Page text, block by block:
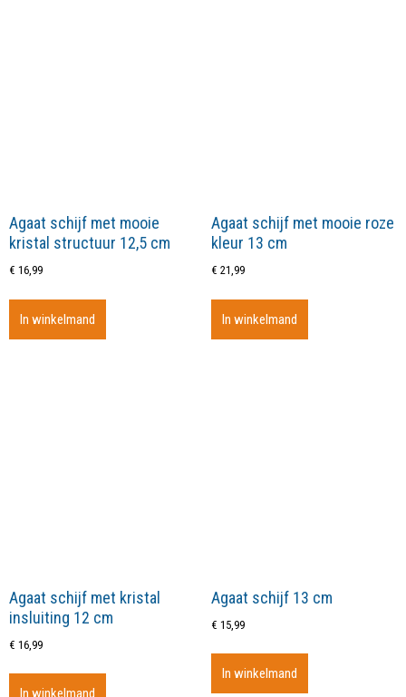
Agaat schijf met mooie
kristal structuur 12,5 cm
€ 16,99
In winkelmand
Agaat schijf met mooie roze
kleur 13 cm
€ 21,99
In winkelmand
Agaat schijf met kristal
insluiting 12 cm
€ 16,99
In winkelmand
Agaat schijf 13 cm
€ 15,99
In winkelmand